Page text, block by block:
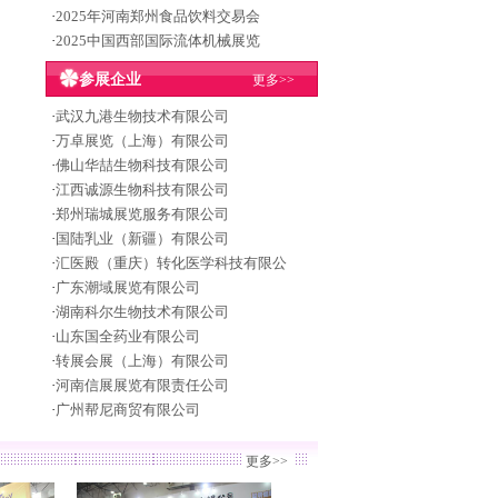
·2025年河南郑州食品饮料交易会
·2025中国西部国际流体机械展览
参展企业 更多>>
·武汉九港生物技术有限公司
·万卓展览（上海）有限公司
·佛山华喆生物科技有限公司
·江西诚源生物科技有限公司
·郑州瑞城展览服务有限公司
·国陆乳业（新疆）有限公司
·汇医殿（重庆）转化医学科技有限公
·广东潮域展览有限公司
·湖南科尔生物技术有限公司
·山东国全药业有限公司
·转展会展（上海）有限公司
·河南信展展览有限责任公司
·广州帮尼商贸有限公司
更多>>